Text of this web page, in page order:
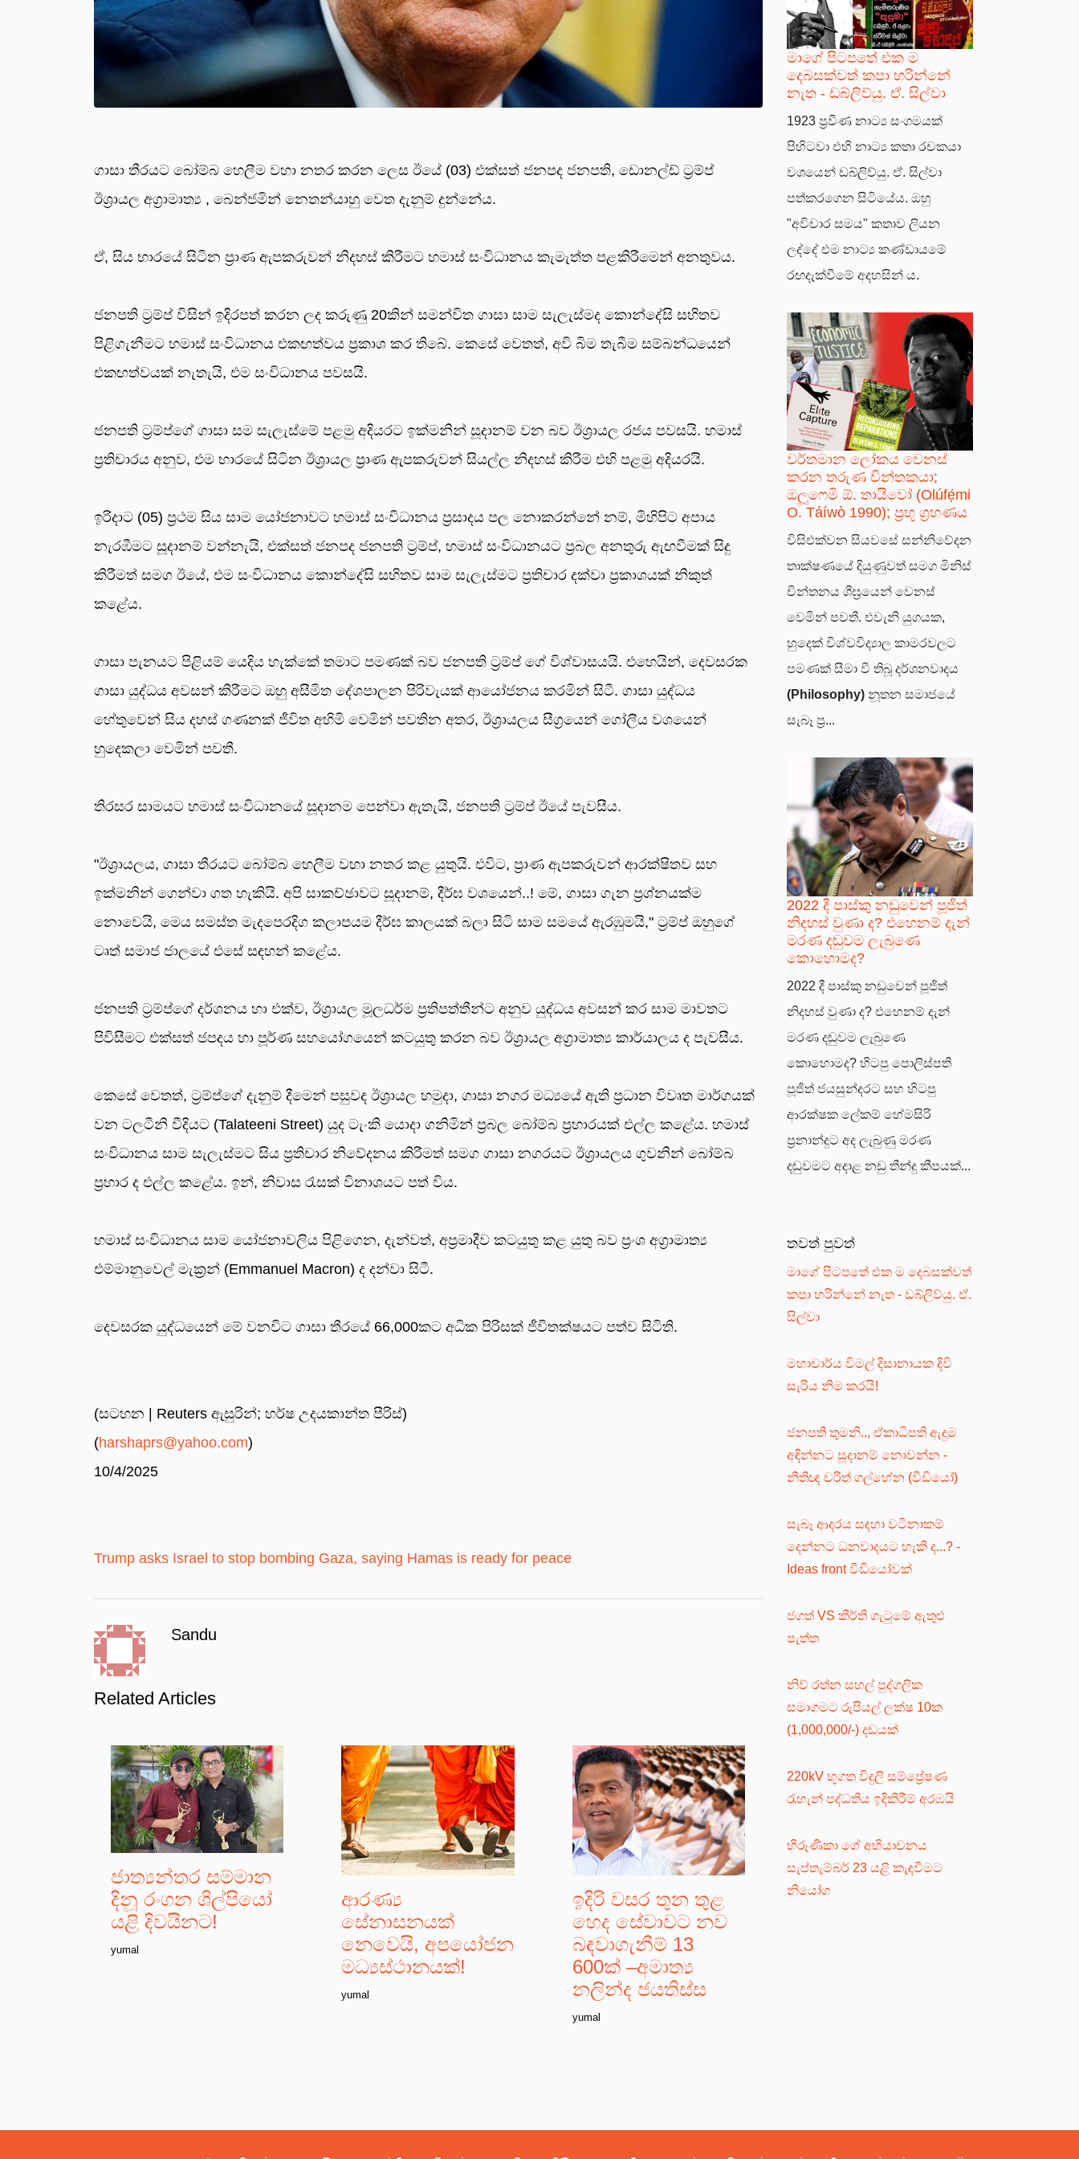
ගාසා තීරයට බෝම්බ හෙලීම වහා නතර කරන ලෙස ඊයේ (03) එක්සත් ජනපද ජනපති, ඩොනල්ඩ් ට්‍රම්ප්
ඊශ්‍රායල අග්‍රාමාත්‍ය , බෙන්ජමින් නෙතන්යාහු වෙත දැනුම් දුන්නේය.
ඒ, සිය භාරයේ සිටින ප්‍රාණ ඇපකරුවන් නිදහස් කිරීමට හමාස් සංවිධානය කැමැත්ත පළකිරීමෙන් අනතුවය.
ජනපති ට්‍රම්ප් විසින් ඉදිරපත් කරන ලද කරුණු 20කින් සමන්විත ගාසා සාම සැලැස්මද කොන්දේසි සහිතව
පිළිගැනීමට හමාස් සංවිධානය එකඟත්වය ප්‍රකාශ කර තිබේ. කෙසේ වෙතත්, අවි බිම තැබීම සම්බන්ධයෙන්
එකඟත්වයක් නැතැයි, එම සංවිධානය පවසයි.
ජනපති ට්‍රම්ප්ගේ ගාසා සම සැලැස්මේ පළමු අදියරට ඉක්මනින් සූදානම් වන බව ඊශ්‍රායල රජය පවසයි. හමාස්
ප්‍රතිචාරය අනුව, එම භාරයේ සිටින ඊශ්‍රායල ප්‍රාණ ඇපකරුවන් සියල්ල නිදහස් කිරීම එහි පළමු අදියරයි.
ඉරිදාට (05) ප්‍රථම සිය සාම යෝජනාවට හමාස් සංවිධානය ප්‍රසාදය පල නොකරන්නේ නම්, මිහිපිට අපාය
නැරඹීමට සූදානම් වන්නැයි, එක්සත් ජනපද ජනපති ට්‍රම්ප්, හමාස් සංවිධානයට ප්‍රබල අනතුරු ඇඟවීමක් සිදු
කිරීමත් සමග ඊයේ, එම සංවිධානය කොන්දේසි සහිතව සාම සැලැස්මට ප්‍රතිචාර දක්වා ප්‍රකාශයක් නිකුත්
කළේය.
ගාසා පැනයට පිළියම් යෙදිය හැක්කේ තමාට පමණක් බව ජනපති ට්‍රම්ප් ගේ විශ්වාසයයි. එහෙයින්, දෙවසරක
ගාසා යුද්ධය අවසන් කිරීමට ඔහු අසීමිත දේශපාලන පිරිවැයක් ආයෝජනය කරමින් සිටී. ගාසා යුද්ධය
හේතුවෙන් සිය දහස් ගණනක් ජීවිත අහිමි වෙමින් පවතින අතර, ඊශ්‍රායලය සීග්‍රයෙන් ගෝලීය වශයෙන්
හුදෙකලා වෙමින් පවතී.
තිරසර සාමයට හමාස් සංවිධානයේ සූදානම පෙන්වා ඇතැයි, ජනපති ට්‍රම්ප් ඊයේ පැවසීය.
"ඊශ්‍රායලය, ගාසා තීරයට බෝම්බ හෙලීම වහා නතර කළ යුතුයි. එවිට, ප්‍රාණ ඇපකරුවන් ආරක්ෂිතව සහ
ඉක්මනින් ගෙන්වා ගත හැකියි. අපි සාකච්ඡාවට සූදානම්, දීර්ඝ වශයෙන්..! මේ, ගාසා ගැන ප්‍රශ්නයක්ම
නොවෙයි, මෙය සමස්ත මැදපෙරදිග කලාපයම දීර්ඝ කාලයක් බලා සිටි සාම සමයේ ඇරඹුමයි," ට්‍රම්ප් ඔහුගේ
ටෘත් සමාජ ජාලයේ එසේ සඳහන් කළේය.
ජනපති ට්‍රම්ප්ගේ දර්ශනය හා එක්ව, ඊශ්‍රායල මූලධර්ම ප්‍රතිපත්තීන්ට අනුව යුද්ධය අවසන් කර සාම මාවතට
පිවිසීමට එක්සත් ජපදය හා පූර්ණ සහයෝගයෙන් කටයුතු කරන බව ඊශ්‍රායල අග්‍රාමාත්‍ය කාර්යාලය ද පැවසීය.
කෙසේ වෙතත්, ට්‍රම්ප්ගේ දැනුම් දීමෙන් පසුවද ඊශ්‍රායල හමුදා, ගාසා නගර මධ්‍යයේ ඇති ප්‍රධාන විවෘත මාර්ගයක්
වන ටලටීනි වීදියට (Talateeni Street) යුද ටැංකි යොදා ගනිමින් ප්‍රබල බෝම්බ ප්‍රහාරයක් එල්ල කළේය. හමාස්
සංවිධානය සාම සැලැස්මට සිය ප්‍රතිචාර නිවේදනය කිරීමත් සමග ගාසා නගරයට ඊශ්‍රායලය ගුවනින් බෝම්බ
ප්‍රහාර ද එල්ල කළේය. ඉන්, නිවාස රැසක් විනාශයට පත් විය.
හමාස් සංවිධානය සාම යෝජනාවලිය පිළිගෙන, දැන්වත්, අප්‍රමාදීව කටයුතු කළ යුතු බව ප්‍රංශ අග්‍රාමාත්‍ය
එම්මානුවෙල් මැක්‍රන් (Emmanuel Macron) ද දන්වා සිටී.
දෙවසරක යුද්ධයෙන් මේ වනවිට ගාසා තීරයේ 66,000කට අධික පිරිසක් ජීවිතක්ෂයට පත්ව සිටිති.
(සටහන | Reuters ඇසුරින්; හර්ෂ උදයකාන්ත පීරිස්)
(harshaprs@yahoo.com)
10/4/2025
Trump asks Israel to stop bombing Gaza, saying Hamas is ready for peace
Sandu
Related Articles
ජාත්‍යන්තර සම්මාන
දිනූ රංගන ශිල්පියෝ
යළි දිවයිනට!
yumal
ආරණ්‍ය
සේනාසනයක්
නෙවෙයි, අපයෝජන
මධ්‍යස්ථානයක්!
yumal
ඉදිරි වසර තුන තුළ
හෙද සේවාවට නව
බඳවාගැනීම් 13
600ක් –අමාත්‍ය
නලින්ද ජයතිස්ස
yumal
මාගේ පිටපතේ එක ම
දෙබසක්වත් කපා හරින්නේ
නැත - ඩබ්ලිව්යු. ඒ. සිල්වා
1923 ප්‍රවීණ නාට්‍ය සංගමයක්
පිහිටවා එහි නාට්‍ය කතා රචකයා
වශයෙන් ඩබ්ලිව්යු. ඒ. සිල්වා
පත්කරගෙන සිටියේය. ඔහු
"අවිචාර සමය" කතාව ලියන
ලද්දේ එම නාට්‍ය කණ්ඩායමේ
රඟදැක්වීමේ අදහසින් ය.
වර්තමාන ලෝකය වෙනස්
කරන තරුණ චින්තකයා;
ඔලූෆෙමි ඕ. තායිවෝ (Olúfẹ́mi
O. Táíwò 1990); ප්‍රභූ ග්‍රහණය
විසිඑක්වන සියවසේ සන්නිවේදන
තාක්ෂණයේ දියුණුවත් සමග මිනිස්
චින්තනය ශීඝ්‍රයෙන් වෙනස්
වෙමින් පවතී. එවැනි යුගයක,
හුදෙක් විශ්වවිද්‍යාල කාමරවලට
පමණක් සීමා වී තිබූ දර්ශනවාදය
(Philosophy)නූතන සමාජයේ
සැබෑ ප්‍ර...
2022 දී පාස්කු නඩුවෙන් පූජිත්
නිදහස් වුණා ද? එහෙනම් දැන්
මරණ දඬුවම ලැබුණෙ
කොහොමද?
2022 දී පාස්කු නඩුවෙන් පූජිත්
නිදහස් වුණා ද? එහෙනම් දැන්
මරණ දඬුවම ලැබුණෙ
කොහොමද? හිටපු පොලිස්පති
පූජිත් ජයසුන්දරට සහ හිටපු
ආරක්ෂක ලේකම් හේමසිරි
ප්‍රනාන්දුට අද ලැබුණු මරණ
දඬුවමට අදාළ නඩු තීන්දු කීපයක්...
තවත් පුවත්
මාගේ පිටපතේ එක ම දෙබසක්වත්
කපා හරින්නේ නැත - ඩබ්ලිව්යු. ඒ.
සිල්වා
මහාචාර්ය විමල් දිසානායක දිවි
සැරිය නිම කරයි!
ජනපති තුමනි.., ඒකාධිපති ඇඳුම
අඳින්නට සූදානම් නොවන්න -
නීතිඥ චරිත් ගල්හේන (වීඩියෝ)
සැබෑ ආදරය සඳහා වටිනාකම්
දෙන්නට ධනවාදයට හැකි ද...? -
Ideas front වීඩියෝවක්
ජගත් VS කීර්ති ගැටුමේ ඇතුළු
පැත්ත
නිව් රත්න සහල් පුද්ගලික
සමාගමට රුපියල් ලක්ෂ 10ක
(1,000,000/-) දඩයක්
220kV භූගත විදුලි සම්ප්‍රේෂණ
රැහැන් පද්ධතිය ඉදිකිරීම් අරඹයි
හිරුණිකා ගේ අභියාචනය
සැප්තැම්බර් 23 යළි කැඳවීමට
නියෝග